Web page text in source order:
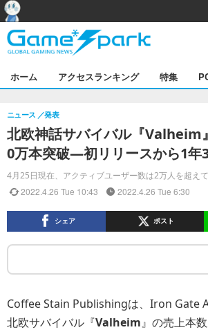
ホーム アクセスランキング 特集
北欧神話サバイバル『Valheim
0万本突破―初リリースから1年
4月25日現在、アクティブユーザー数は2万人を超えて
ニュース 発表
2022.4.26 Tue 10:43 2022.4.26 Tue 6:30
シェア ポスト
Coffee Stain Publishingは、Iron Gate
北欧サバイバル『Valheim』の売上本